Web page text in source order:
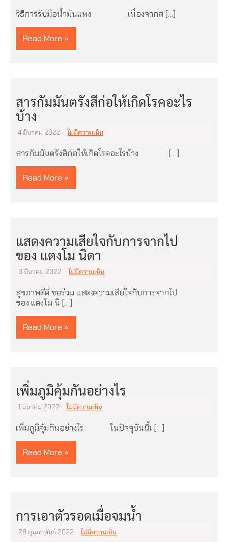
วิธีการรับมือน้ำมันแพง เนื่องจากส […]
Read More »
สารกัมมันตรังสีก่อให้เกิดโรคอะไร
บ้าง
4 มีนาคม 2022 ไม่มีความเห็น
สารกัมมันตรังสีก่อให้เกิดโรคอะไรบ้าง […]
Read More »
แสดงความเสียใจกับการจากไป
ของ แตงโม นิดา
3 มีนาคม 2022 ไม่มีความเห็น
สุขภาพดีดี ขอร่วม แสดงความเสียใจกับการจากไป
ของ แตงโม นิ […]
Read More »
เพิ่มภูมิคุ้มกันอย่างไร
1 มีนาคม 2022 ไม่มีความเห็น
เพิ่มภูมิคุ้มกันอย่างไร ในปัจจุบันนี้เ […]
Read More »
การเอาตัวรอดเมื่อจมน้ำ
28 กุมภาพันธ์ 2022 ไม่มีความเห็น